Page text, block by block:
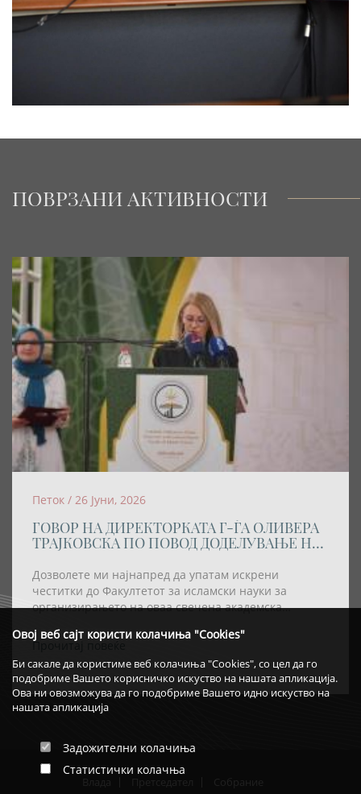
Овој веб сајт користи колачиња "Cookies"
Би сакале да користиме веб колачиња "Cookies", со цел да го
подобриме Вашето корисничко искуство на нашата апликација.
Ова ни овозможува да го подобриме Вашето идно искуство на
нашата апликација
Задожителни колачиња
Статистички колачња
ПОВРЗАНИ АКТИВНОСТИ
Петок / 26 Јуни, 2026
ГОВОР НА ДИРЕКТОРКАТА Г-ЃА ОЛИВЕРА
ТРАЈКОВСКА ПО ПОВОД ДОДЕЛУВАЊЕ НА
HONORIS CAUSA” НА РЕИСОТ НА ИВЗ
Дозволете ми најнапред да упатам искрени
честитки до Факултетот за исламски науки за
организирањето на оваа свечена академска
академско признание – титулата „Doctor Honoris
Хфз. Шаќир ефенди Фетаи.
Прочитај повеќе